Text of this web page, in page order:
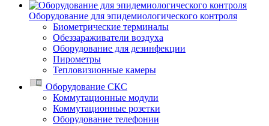
Оборудование для эпидемиологического контроля
Биометрические терминалы
Обеззараживатели воздуха
Оборудование для дезинфекции
Пирометры
Тепловизионные камеры
Оборудование СКС
Коммутационные модули
Коммутационные розетки
Оборудование телефонии